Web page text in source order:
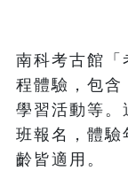
南科考古館「
程體驗，包
學習活動等。
班報名，體驗
齡皆適用。